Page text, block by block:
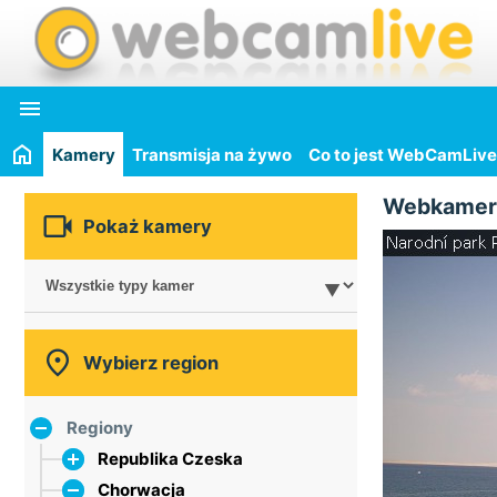

Kamery Transmisja na żywo Co to jest WebCamLive
 Pokaż kamery
 Wybierz region
Regiony
Republika Czeska
główne miasto Praga
Chorwacja